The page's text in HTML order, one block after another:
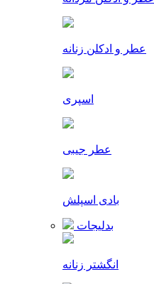
عطر و ادکلن زنانه
اسپری
عطر جیبی
بادی اسپلش
بدلیجات
انگشتر زنانه